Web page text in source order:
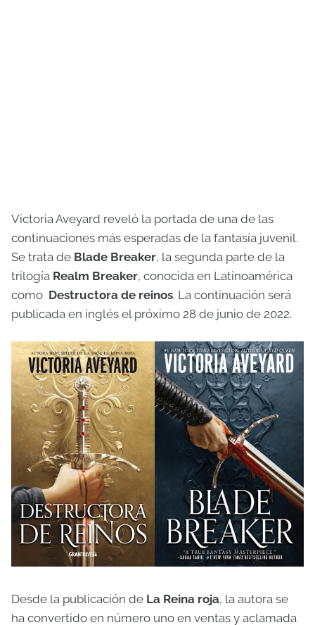
Victoria Aveyard reveló la portada de una de las
continuaciones más esperadas de la fantasía juvenil.
Se trata de Blade Breaker, la segunda parte de la
trilogía Realm Breaker, conocida en Latinoamérica
como Destructora de reinos. La continuación será
publicada en inglés el próximo 28 de junio de 2022.
Desde la publicación de La Reina roja, la autora se
ha convertido en número uno en ventas y aclamada